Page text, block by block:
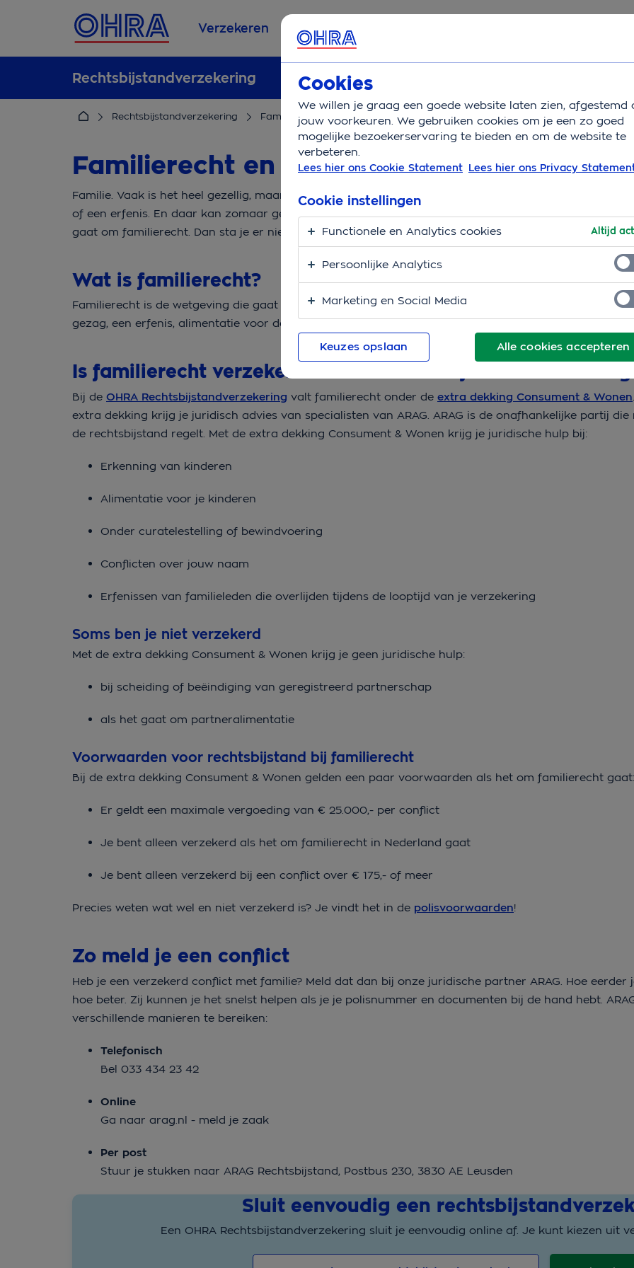
Verzekeren Service & Contact
Rechtsbijstandverzekering Overzicht
Rechtsbijstandverzekering Familie en relatie Familierecht
Familierecht en de
Familie. Vaak is het heel gezellig, maar soms moet je ook serieuze dingen met elkaar regelen. Zoals
of een erfenis. En daar kan zomaar gedoe van komen. Gelukkig is er de OHRA
gaat om familierecht. Dan sta je er niet alleen voor. We leggen uit hoe het zit.
Wat is familierecht?
Familierecht is de wetgeving die gaat over alles wat met familie te maken heeft. Denk aan het
gezag, een erfenis, alimentatie voor de kinderen of adoptie.
Is familierecht verzekerd met de
Bij de OHRA Rechtsbijstandverzekering valt familierecht onder de extra dekking Consument & Wonen
extra dekking krijg je juridisch advies van specialisten van ARAG. ARAG is de onafhankelijke partij die
de rechtsbijstand regelt. Met de extra dekking Consument & Wonen krijg je juridische hulp bij:
Erkenning van kinderen
Alimentatie voor je kinderen
Onder curatelestelling of bewindvoering
Conflicten over jouw naam
Erfenissen van familieleden die overlijden tijdens de looptijd van je verzekering
Soms ben je niet verzekerd
Met de extra dekking Consument & Wonen krijg je geen juridische hulp:
bij scheiding of beëindiging van geregistreerd partnerschap
als het gaat om partneralimentatie
Voorwaarden voor rechtsbijstand bij familierecht
Bij de extra dekking Consument & Wonen gelden een paar voorwaarden als het om familierecht
Er geldt een maximale vergoeding van € 25.000,- per conflict
Je bent alleen verzekerd als het om familierecht in Nederland gaat
Je bent alleen verzekerd bij een conflict over € 175,- of meer
Precies weten wat wel en niet verzekerd is? Je vindt het in de polisvoorwaarden!
Zo meld je een conflict
Heb je een verzekerd conflict met familie? Meld dat dan bij onze juridische partner ARAG. Hoe eerder
hoe beter. Zij kunnen je het snelst helpen als je je polisnummer en documenten bij de hand hebt.
verschillende manieren te bereiken:
Telefonisch
Bel 033 434 23 42
Online
Ga naar arag.nl - meld je zaak
Per post
Stuur je stukken naar ARAG Rechtsbijstand, Postbus 230, 3830 AE Leusden
Sluit eenvoudig een
Een OHRA Rechtsbijstandverzekering sluit je eenvoudig online af. Je kunt kiezen uit
Cookies
We willen je graag een goede website laten zien, afgestemd
jouw voorkeuren. We gebruiken cookies om je een zo goed
mogelijke bezoekerservaring te bieden en om de website te
verbeteren.
Lees hier ons Cookie Statement Lees hier ons Privacy
Alle cookies accepteren
Cookie instellingen
Functionele en Analytics cookies Altijd
Persoonlijke Analytics
Marketing en Social Media
Keuzes opslaan